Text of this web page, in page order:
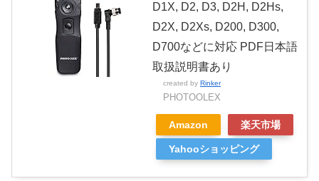
D1X, D2, D3, D2H, D2Hs,
D2X, D2Xs, D200, D300,
D700などに対応 PDF日本語
取扱説明書あり
created by Rinker
PHOTOOLEX
Amazon 楽天市場
Yahooショッピング